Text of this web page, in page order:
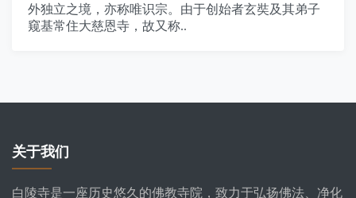
外独立之境，亦称唯识宗。由于创始者玄奘及其弟子
窥基常住大慈恩寺，故又称..
关于我们
白陵寺是一座历史悠久的佛教寺院，致力于弘扬佛法、净化